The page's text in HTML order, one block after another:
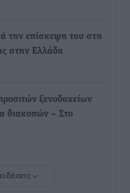
την επίσκεψη του στη
στην Ελλάδα
ξενοδοχείων
διακοπών – Στο
την H Hotels –